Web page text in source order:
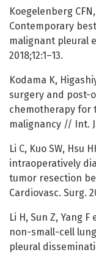
Koegelenberg
Contemporary
malignant pleural
2018;12:1–13.
Kodama K,
surgery and post-
chemotherapy for
malignancy // Int.
Li C, Kuo SW, Hsu
intraoperatively
tumor resection
Cardiovasc. Surg.
Li H, Sun Z, Yang
non-small-cell
pleural